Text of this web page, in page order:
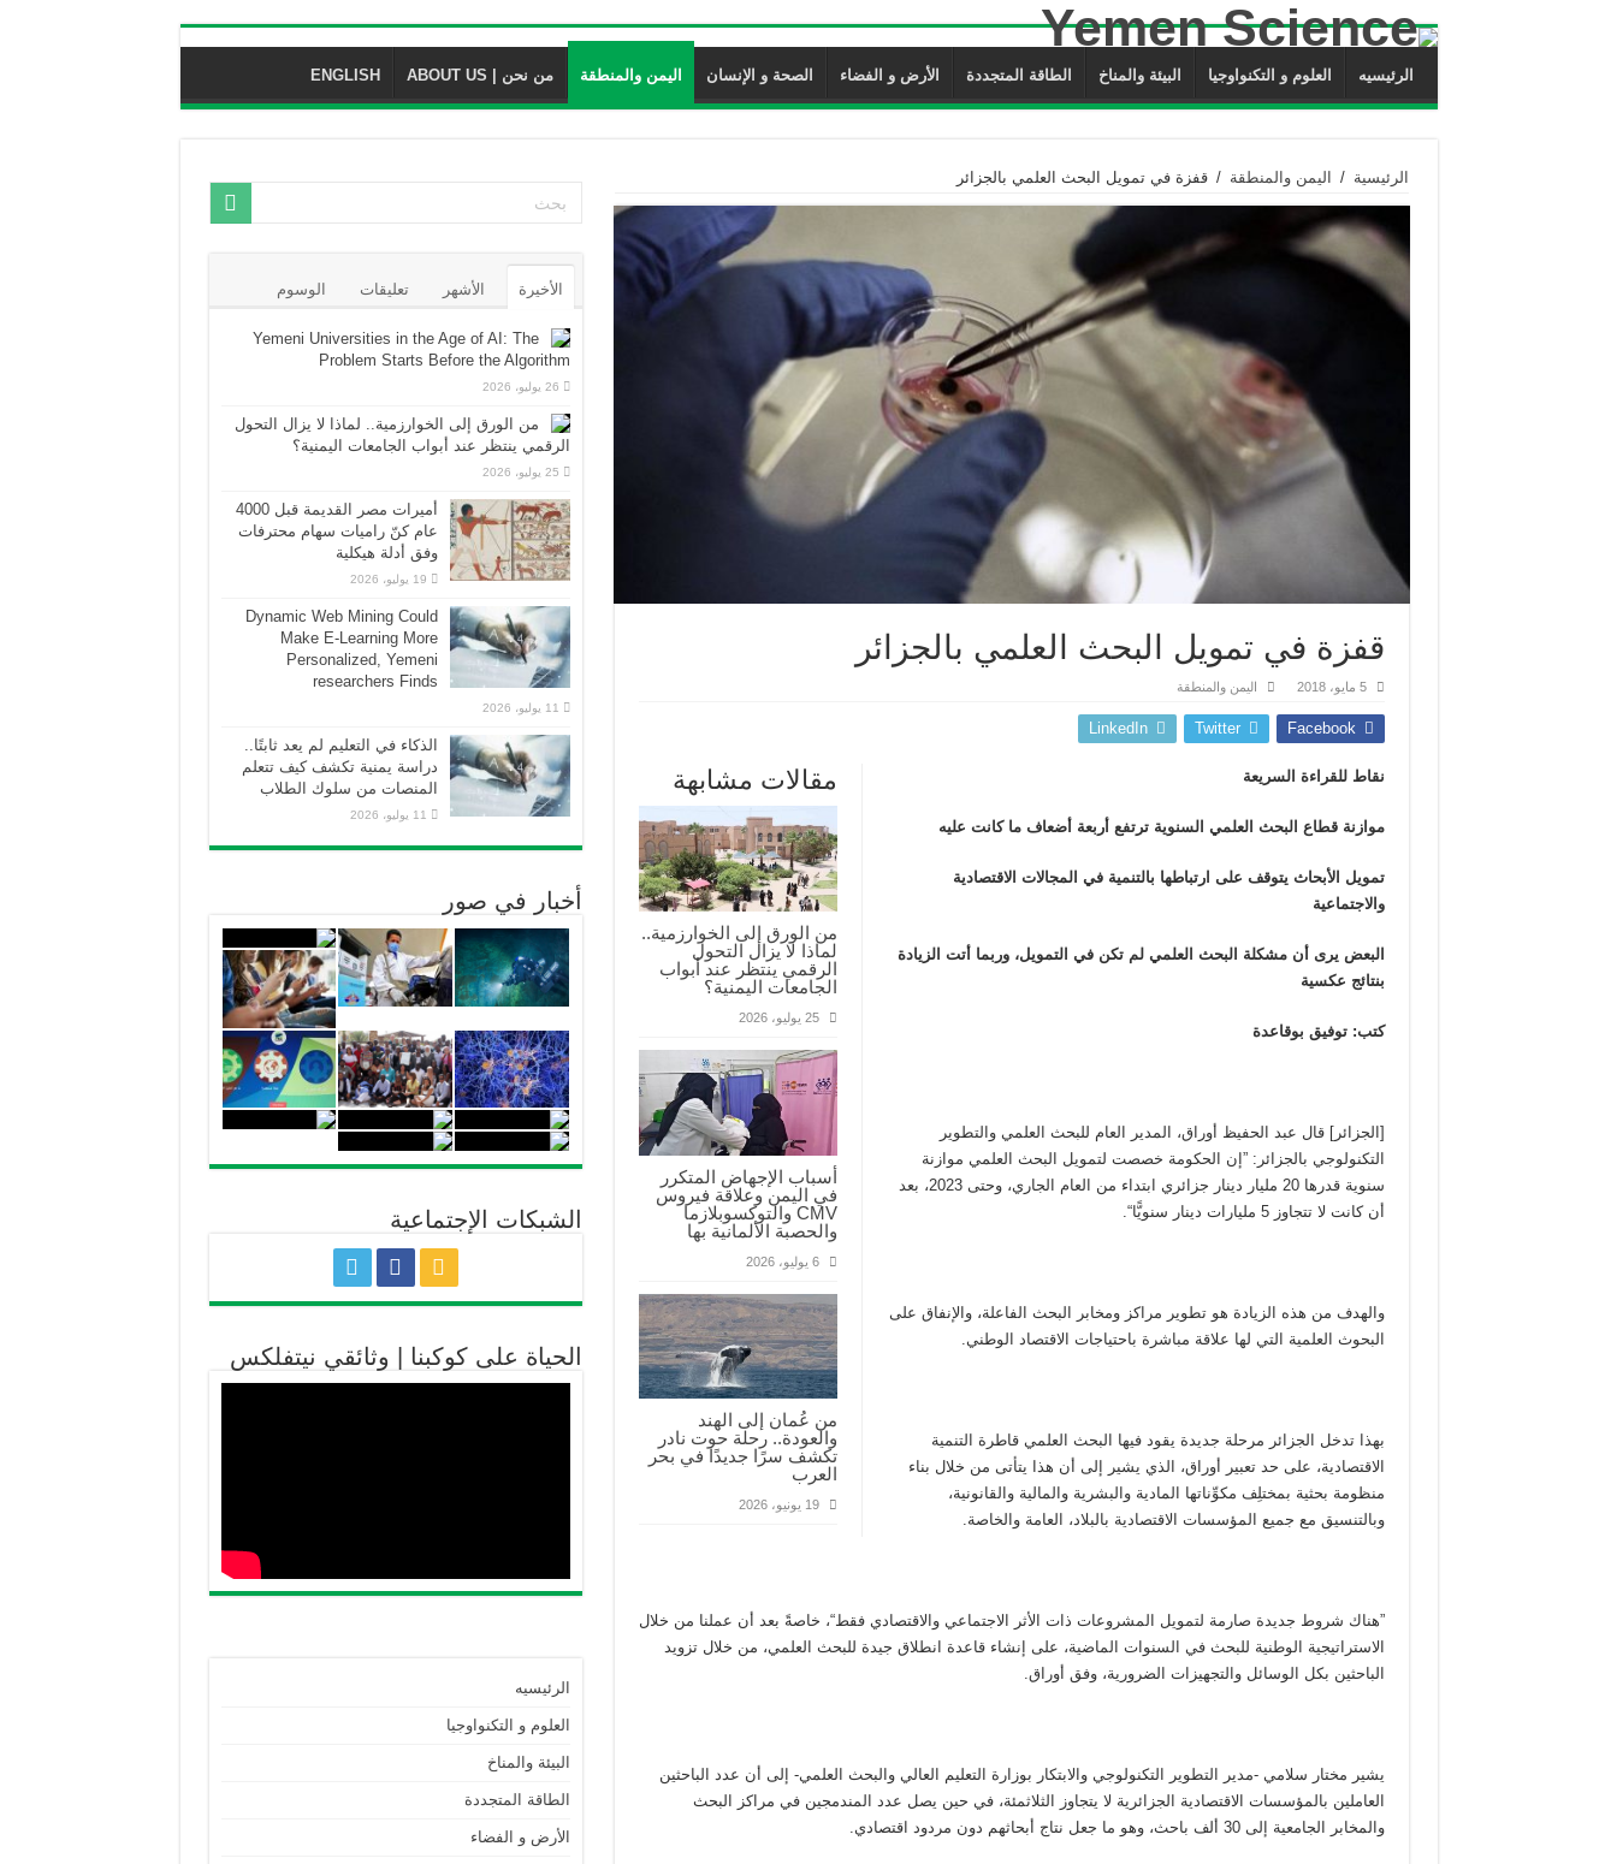
الرئيسيه العلوم و التكنواوجيا البيئة والمناخ الطاقة المتجددة الأرض و الفضاء الصحة و الإنسان اليمن والمنطقة من نحن | ABOUT US ENGLISH
الرئيسية / اليمن والمنطقة / قفزة في تمويل البحث العلمي بالجزائر
قفزة في تمويل البحث العلمي بالجزائر
5 مايو، 2018 اليمن والمنطقة
Facebook
Twitter
LinkedIn
مقالات مشابهة
من الورق إلى الخوارزمية..
لماذا لا يزال التحول
الرقمي ينتظر عند أبواب
الجامعات اليمنية؟
25 يوليو، 2026
أسباب الإجهاض المتكرر
في اليمن وعلاقة فيروس
CMV والتوكسوبلازما
والحصبة الألمانية بها
6 يوليو، 2026
من عُمان إلى الهند
والعودة.. رحلة حوت نادر
تكشف سرًا جديدًا في بحر
العرب
19 يونيو، 2026
نقاط للقراءة السريعة
موازنة قطاع البحث العلمي السنوية ترتفع أربعة أضعاف ما كانت عليه
تمويل الأبحاث يتوقف على ارتباطها بالتنمية في المجالات الاقتصادية
والاجتماعية
البعض يرى أن مشكلة البحث العلمي لم تكن في التمويل، وربما أتت الزيادة
بنتائج عكسية
كتب: توفيق بوقاعدة
[الجزائر] قال عبد الحفيظ أوراق، المدير العام للبحث العلمي والتطوير
التكنولوجي بالجزائر: ”إن الحكومة خصصت لتمويل البحث العلمي موازنة
سنوية قدرها 20 مليار دينار جزائري ابتداء من العام الجاري، وحتى 2023، بعد
أن كانت لا تتجاوز 5 مليارات دينار سنويًّا“.
والهدف من هذه الزيادة هو تطوير مراكز ومخابر البحث الفاعلة، والإنفاق على
البحوث العلمية التي لها علاقة مباشرة باحتياجات الاقتصاد الوطني.
بهذا تدخل الجزائر مرحلة جديدة يقود فيها البحث العلمي قاطرة التنمية
الاقتصادية، على حد تعبير أوراق، الذي يشير إلى أن هذا يتأتى من خلال بناء
منظومة بحثية بمختلِف مكوِّناتها المادية والبشرية والمالية والقانونية،
وبالتنسيق مع جميع المؤسسات الاقتصادية بالبلاد، العامة والخاصة.
”هناك شروط جديدة صارمة لتمويل المشروعات ذات الأثر الاجتماعي والاقتصادي فقط“، خاصةً بعد أن عملنا من خلال
الاستراتيجية الوطنية للبحث في السنوات الماضية، على إنشاء قاعدة انطلاق جيدة للبحث العلمي، من خلال تزويد
الباحثين بكل الوسائل والتجهيزات الضرورية، وفق أوراق.
يشير مختار سلامي -مدير التطوير التكنولوجي والابتكار بوزارة التعليم العالي والبحث العلمي- إلى أن عدد الباحثين
العاملين بالمؤسسات الاقتصادية الجزائرية لا يتجاوز الثلاثمئة، في حين يصل عدد المندمجين في مراكز البحث
والمخابر الجامعية إلى 30 ألف باحث، وهو ما جعل نتاج أبحاثهم دون مردود اقتصادي.
الأخيرة الأشهر تعليقات الوسوم
Yemeni Universities in the Age of AI: The
Problem Starts Before the Algorithm
26 يوليو، 2026
من الورق إلى الخوارزمية.. لماذا لا يزال التحول
الرقمي ينتظر عند أبواب الجامعات اليمنية؟
25 يوليو، 2026
أميرات مصر القديمة قبل 4000
عام كنّ راميات سهام محترفات
وفق أدلة هيكلية
19 يوليو، 2026
Dynamic Web Mining Could
Make E-Learning More
Personalized, Yemeni
researchers Finds
11 يوليو، 2026
الذكاء في التعليم لم يعد ثابتًا..
دراسة يمنية تكشف كيف تتعلم
المنصات من سلوك الطلاب
11 يوليو، 2026
أخبار في صور
الشبكات الإجتماعية
الحياة على كوكبنا | وثائقي نيتفلكس
الرئيسيه
العلوم و التكنواوجيا
البيئة والمناخ
الطاقة المتجددة
الأرض و الفضاء